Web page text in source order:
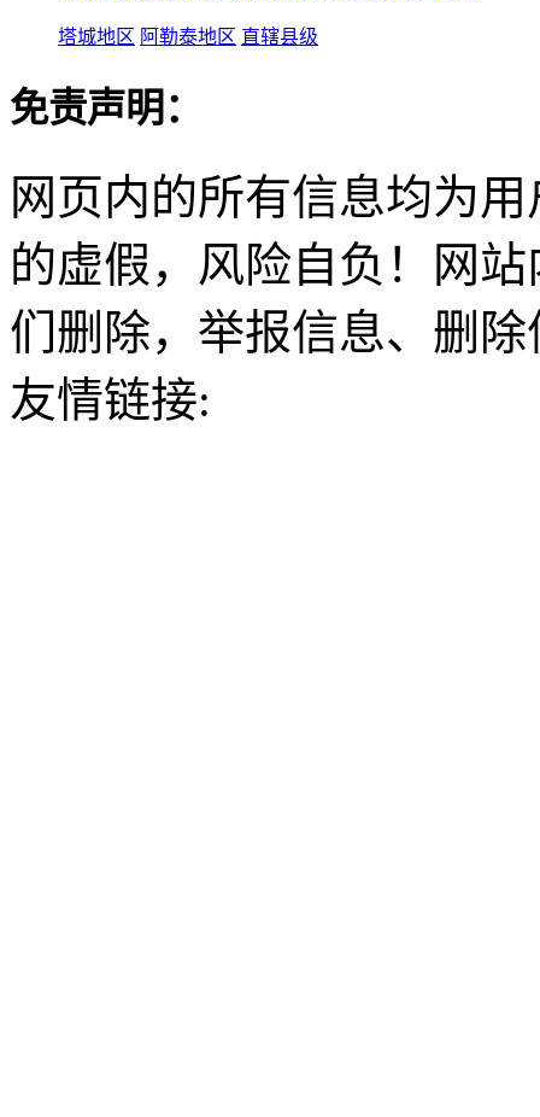
塔城地区 阿勒泰地区 直辖县级
免责声明：
网页内的所有信息均为
的虚假，风险自负！网
们删除，举报信息、删
友情链接: